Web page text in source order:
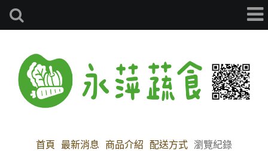
首頁 最新消息 商品介紹 配送方式 瀏覽紀錄